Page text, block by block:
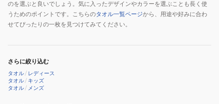
のを選ぶと良いでしょう。気に入ったデザインやカラーを選ぶことも長く使
うためのポイントです。こちらのタオル一覧ページから、用途や好みに合わ
せてぴったりの一枚を見つけてみてください。
さらに絞り込む
タオル/ レディース
タオル/ キッズ
タオル/ メンズ